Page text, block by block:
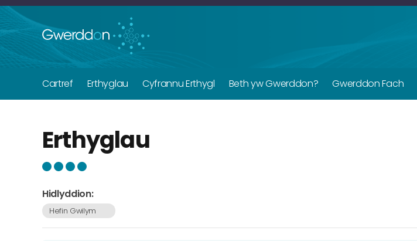
Cartref Erthyglau Cyfrannu Erthygl Beth yw Gwerddon? Gwerddon Fach
Erthyglau
Hidlyddion:
Hefin Gwilym